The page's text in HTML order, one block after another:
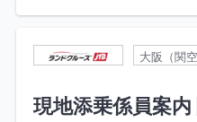
大阪（関空
現地添乗係員案